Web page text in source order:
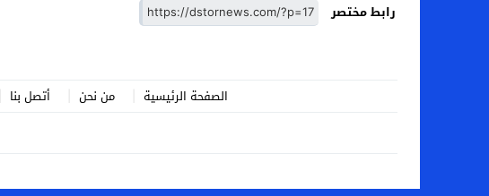
رابط مختصر
الصفحة الرئيسية من نحن أتصل بنا